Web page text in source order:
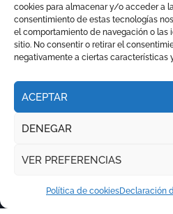
cookies para almacenar y/o acceder a
consentimiento de estas tecnologías
el comportamiento de navegación o las
sitio. No consentir o retirar el
negativamente a ciertas características
ACEPTAR
DENEGAR
VER PREFERENCIAS
Política de cookiesDeclaración